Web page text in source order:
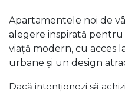
Apartamentele noi de
alegere inspirată
viață modern, cu acces
urbane și un design
Dacă intenționezi să